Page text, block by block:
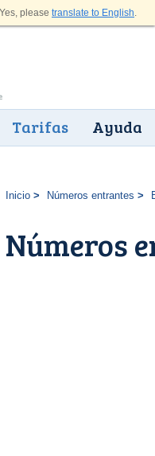
Yes, please translate to English.
Tarifas Ayuda
Inicio Números entrantes
Números